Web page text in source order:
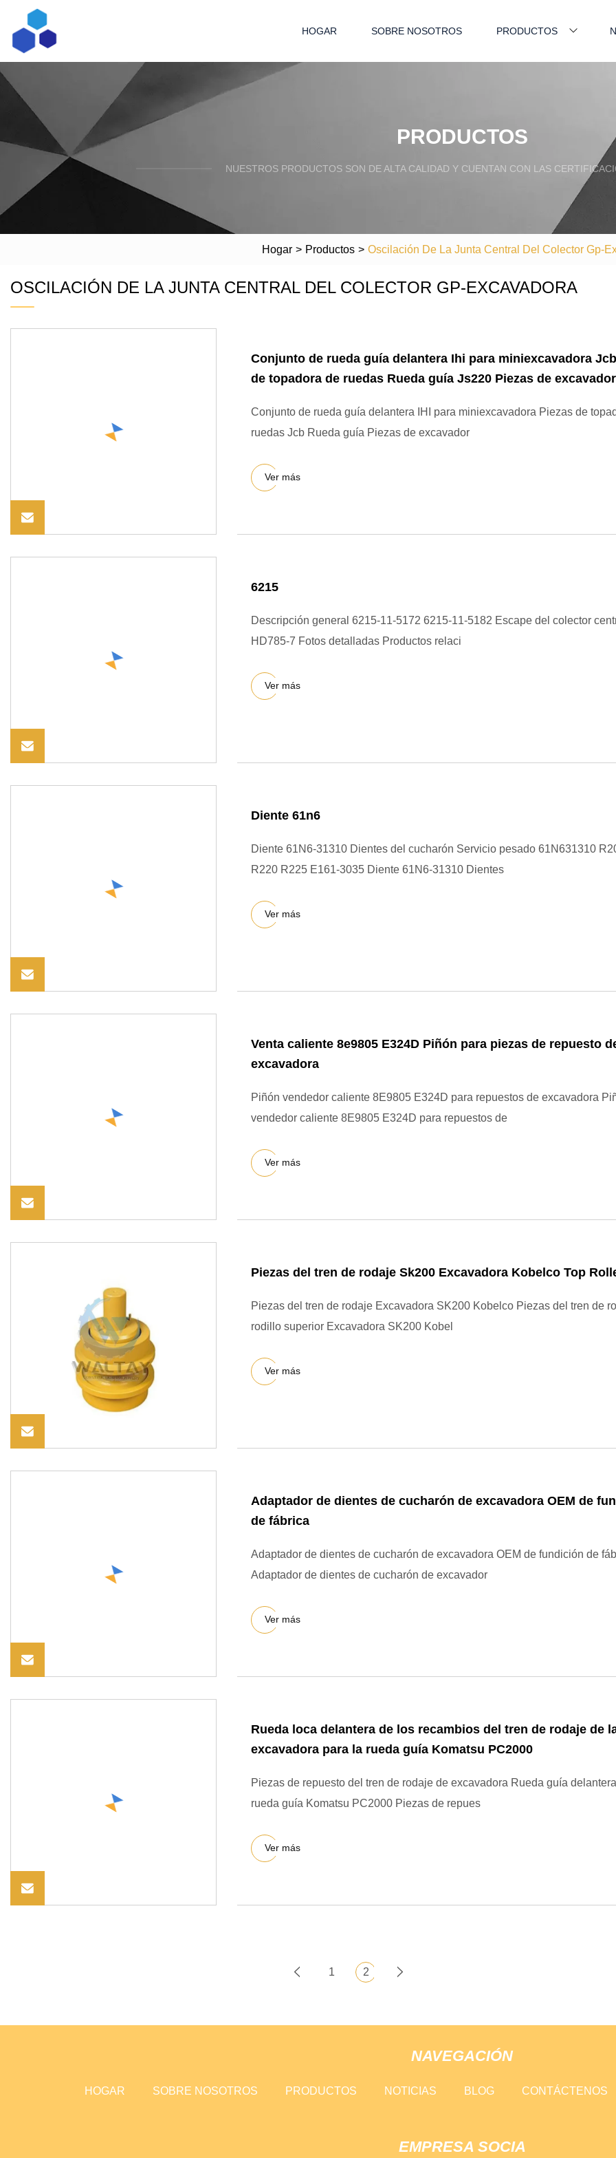
HOGAR SOBRE NOSOTROS PRODUCTOS
PRODUCTOS
NUESTROS PRODUCTOS SON DE ALTA CALIDAD Y CUENTAN CON LAS
Hogar > Productos > Oscilación De La Junta Central Del Colector Gp-
OSCILACIÓN DE LA JUNTA CENTRAL DEL COLECTOR GP-EXCAVADORA
Conjunto de rueda guía delantera Ihi para miniexcavadora
de topadora de ruedas Rueda guía Js220 Piezas de
Conjunto de rueda guía delantera IHI para miniexcavadora Piezas de
ruedas Jcb Rueda guía Piezas de excavador
Ver más
6215
Descripción general 6215-11-5172 6215-11-5182 Escape del colector
HD785-7 Fotos detalladas Productos relaci
Ver más
Diente 61n6
Diente 61N6-31310 Dientes del cucharón Servicio pesado 61N631310
R220 R225 E161-3035 Diente 61N6-31310 Dientes
Ver más
Venta caliente 8e9805 E324D Piñón para piezas de repuesto
excavadora
Piñón vendedor caliente 8E9805 E324D para repuestos de excavadora
vendedor caliente 8E9805 E324D para repuestos de
Ver más
Piezas del tren de rodaje Sk200 Excavadora Kobelco Top
Piezas del tren de rodaje Excavadora SK200 Kobelco Piezas del tren de
rodillo superior Excavadora SK200 Kobel
Ver más
Adaptador de dientes de cucharón de excavadora OEM de
de fábrica
Adaptador de dientes de cucharón de excavadora OEM de fundición de
Adaptador de dientes de cucharón de excavador
Ver más
Rueda loca delantera de los recambios del tren de rodaje de
excavadora para la rueda guía Komatsu PC2000
Piezas de repuesto del tren de rodaje de excavadora Rueda guía
rueda guía Komatsu PC2000 Piezas de repues
Ver más
1 2
NAVEGACIÓN
HOGAR SOBRE NOSOTROS PRODUCTOS NOTICIAS BLOG CONTÁCTENOS
EMPRESA SOCIA